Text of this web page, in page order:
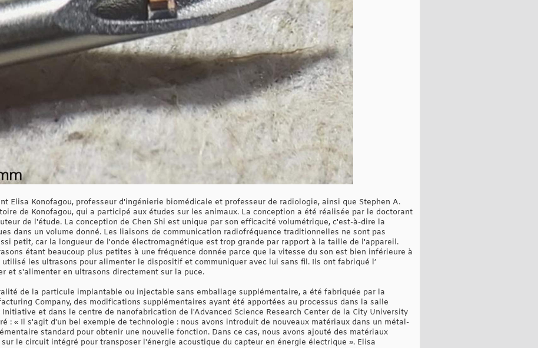
Elisa Konofagou, professeur d'ingénierie biomédicale et professeur de radiologie, ainsi que Stephen A.
de Konofagou, qui a participé aux études sur les animaux. La conception a été réalisée par le doctorant
de l'étude. La conception de Chen Shi est unique par son efficacité volumétrique, c'est-à-dire la
dans un volume donné. Les liaisons de communication radiofréquence traditionnelles ne sont pas
petit, car la longueur de l'onde électromagnétique est trop grande par rapport à la taille de l'appareil.
étant beaucoup plus petites à une fréquence donnée parce que la vitesse du son est bien inférieure à
les ultrasons pour alimenter le dispositif et communiquer avec lui sans fil. Ils ont fabriqué l’
et s'alimenter en ultrasons directement sur la puce.
de la particule implantable ou injectable sans emballage supplémentaire, a été fabriquée par la
Company, des modifications supplémentaires ayant été apportées au processus dans la salle
et dans le centre de nanofabrication de l'Advanced Science Research Center de la City University
: « Il s'agit d'un bel exemple de technologie : nous avons introduit de nouveaux matériaux dans un métal-
standard pour obtenir une nouvelle fonction. Dans ce cas, nous avons ajouté des matériaux
le circuit intégré pour transposer l'énergie acoustique du capteur en énergie électrique ». Elisa